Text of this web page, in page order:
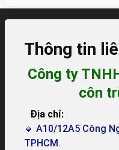
Thông tin
Công ty
côn
Địa chỉ:
🔸 A10/12A5 Công
TPHCM.